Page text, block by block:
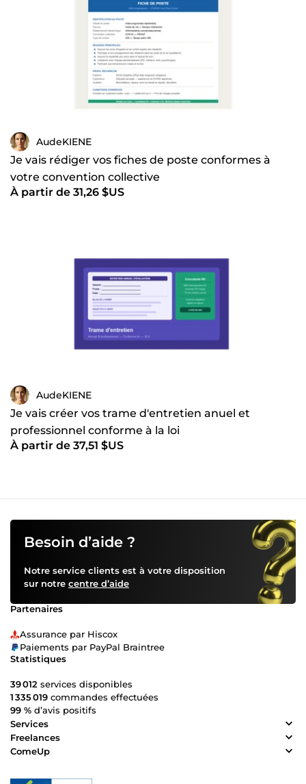
AudeKIENE
Je vais rédiger vos fiches de poste conformes à
votre convention collective
À partir de 31,26 $US
AudeKIENE
Je vais créer vos trame d'entretien anuel et
professionnel conforme à la loi
À partir de 37,51 $US
Besoin d’aide ?
Notre service clients est à votre disposition
sur notre centre d’aide
Partenaires
Assurance par Hiscox
Paiements par PayPal Braintree
Statistiques
39 012 services disponibles
1 335 019 commandes effectuées
99 % d’avis positifs
Services
Freelances
ComeUp